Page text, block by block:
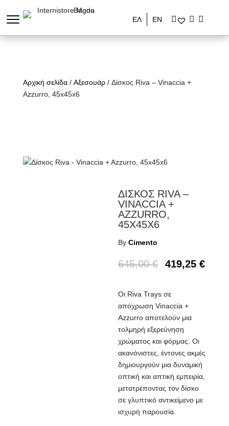
ΕΛ ΕΝ
Αρχική σελίδα/ Αξεσουάρ/ Δίσκος Riva – Vinaccia +
Azzurro, 45x45x6
ΔΙΣΚΟΣ RIVA –
VINACCIA +
AZZURRO,
45X45X6
ByCimento
645,00€ 419,25€
Οι Riva Trays σε
απόχρωση Vinaccia +
Azzurro αποτελούν μια
τολμηρή εξερεύνηση
χρώματος και φόρμας. Οι
ακανόνιστες, έντονες ακμές
δημιουργούν μια δυναμική
οπτική και απτική εμπειρία,
μετατρέποντας τον δίσκο
σε γλυπτικό αντικείμενο με
ισχυρή παρουσία.